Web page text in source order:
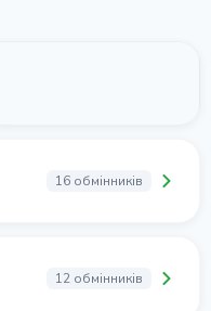
16 обмінників
12 обмінників